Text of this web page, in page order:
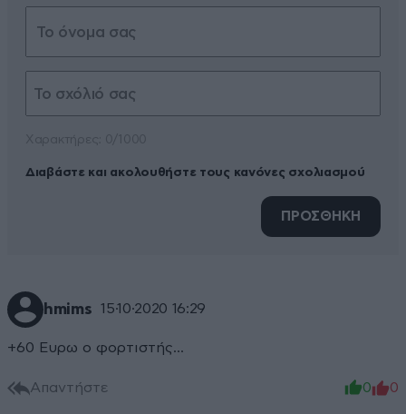
Διαβάστε και ακολουθήστε τους κανόνες σχολιασμού
ΠΡΟΣΘΗΚΗ
hmims 15·10·2020 16:29
+60 Ευρω ο φορτιστής...
Απαντήστε 0 0